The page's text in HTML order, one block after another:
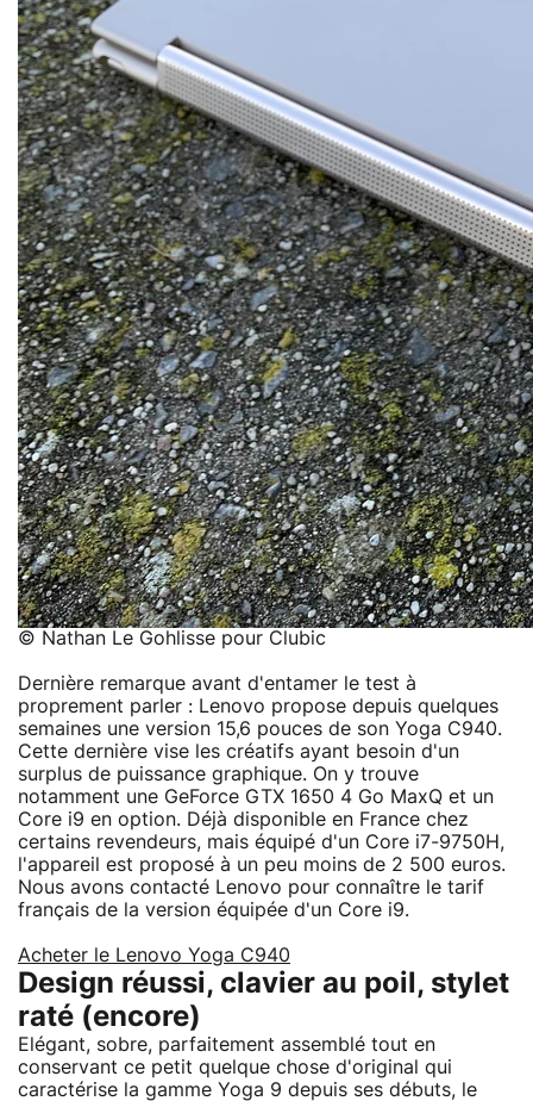
© Nathan Le Gohlisse pour Clubic
Dernière remarque avant d'entamer le test à
proprement parler : Lenovo propose depuis quelques
semaines une version 15,6 pouces de son Yoga C940.
Cette dernière vise les créatifs ayant besoin d'un
surplus de puissance graphique. On y trouve
notamment une GeForce GTX 1650 4 Go MaxQ et un
Core i9 en option. Déjà disponible en France chez
certains revendeurs, mais équipé d'un Core i7-9750H,
l'appareil est proposé à un peu moins de 2 500 euros.
Nous avons contacté Lenovo pour connaître le tarif
français de la version équipée d'un Core i9.
Acheter le Lenovo Yoga C940
Design réussi, clavier au poil, stylet
raté (encore)
Elégant, sobre, parfaitement assemblé tout en
conservant ce petit quelque chose d'original qui
caractérise la gamme Yoga 9 depuis ses débuts, le